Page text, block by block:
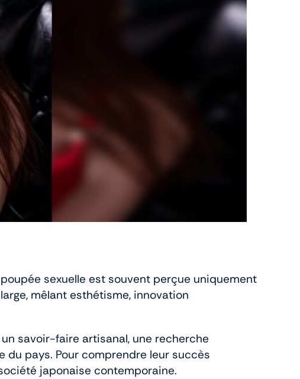
sexuelle est souvent perçue uniquement
mêlant esthétisme, innovation
savoir-faire artisanal, une recherche
pays. Pour comprendre leur succès
japonaise contemporaine.